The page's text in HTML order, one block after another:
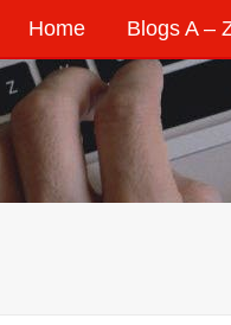
Home Blogs A –